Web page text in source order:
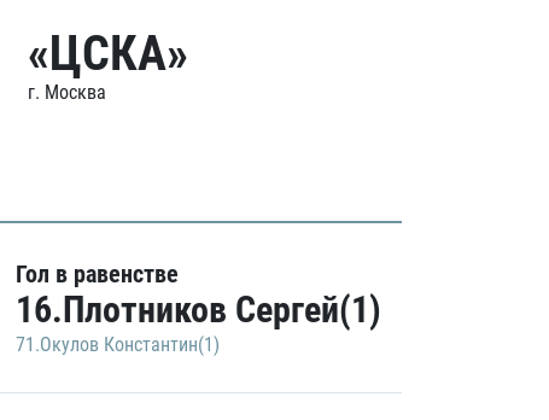
«ЦСКА»
г. Москва
Гол в равенстве
16.Плотников Сергей(1)
71.Окулов Константин(1)